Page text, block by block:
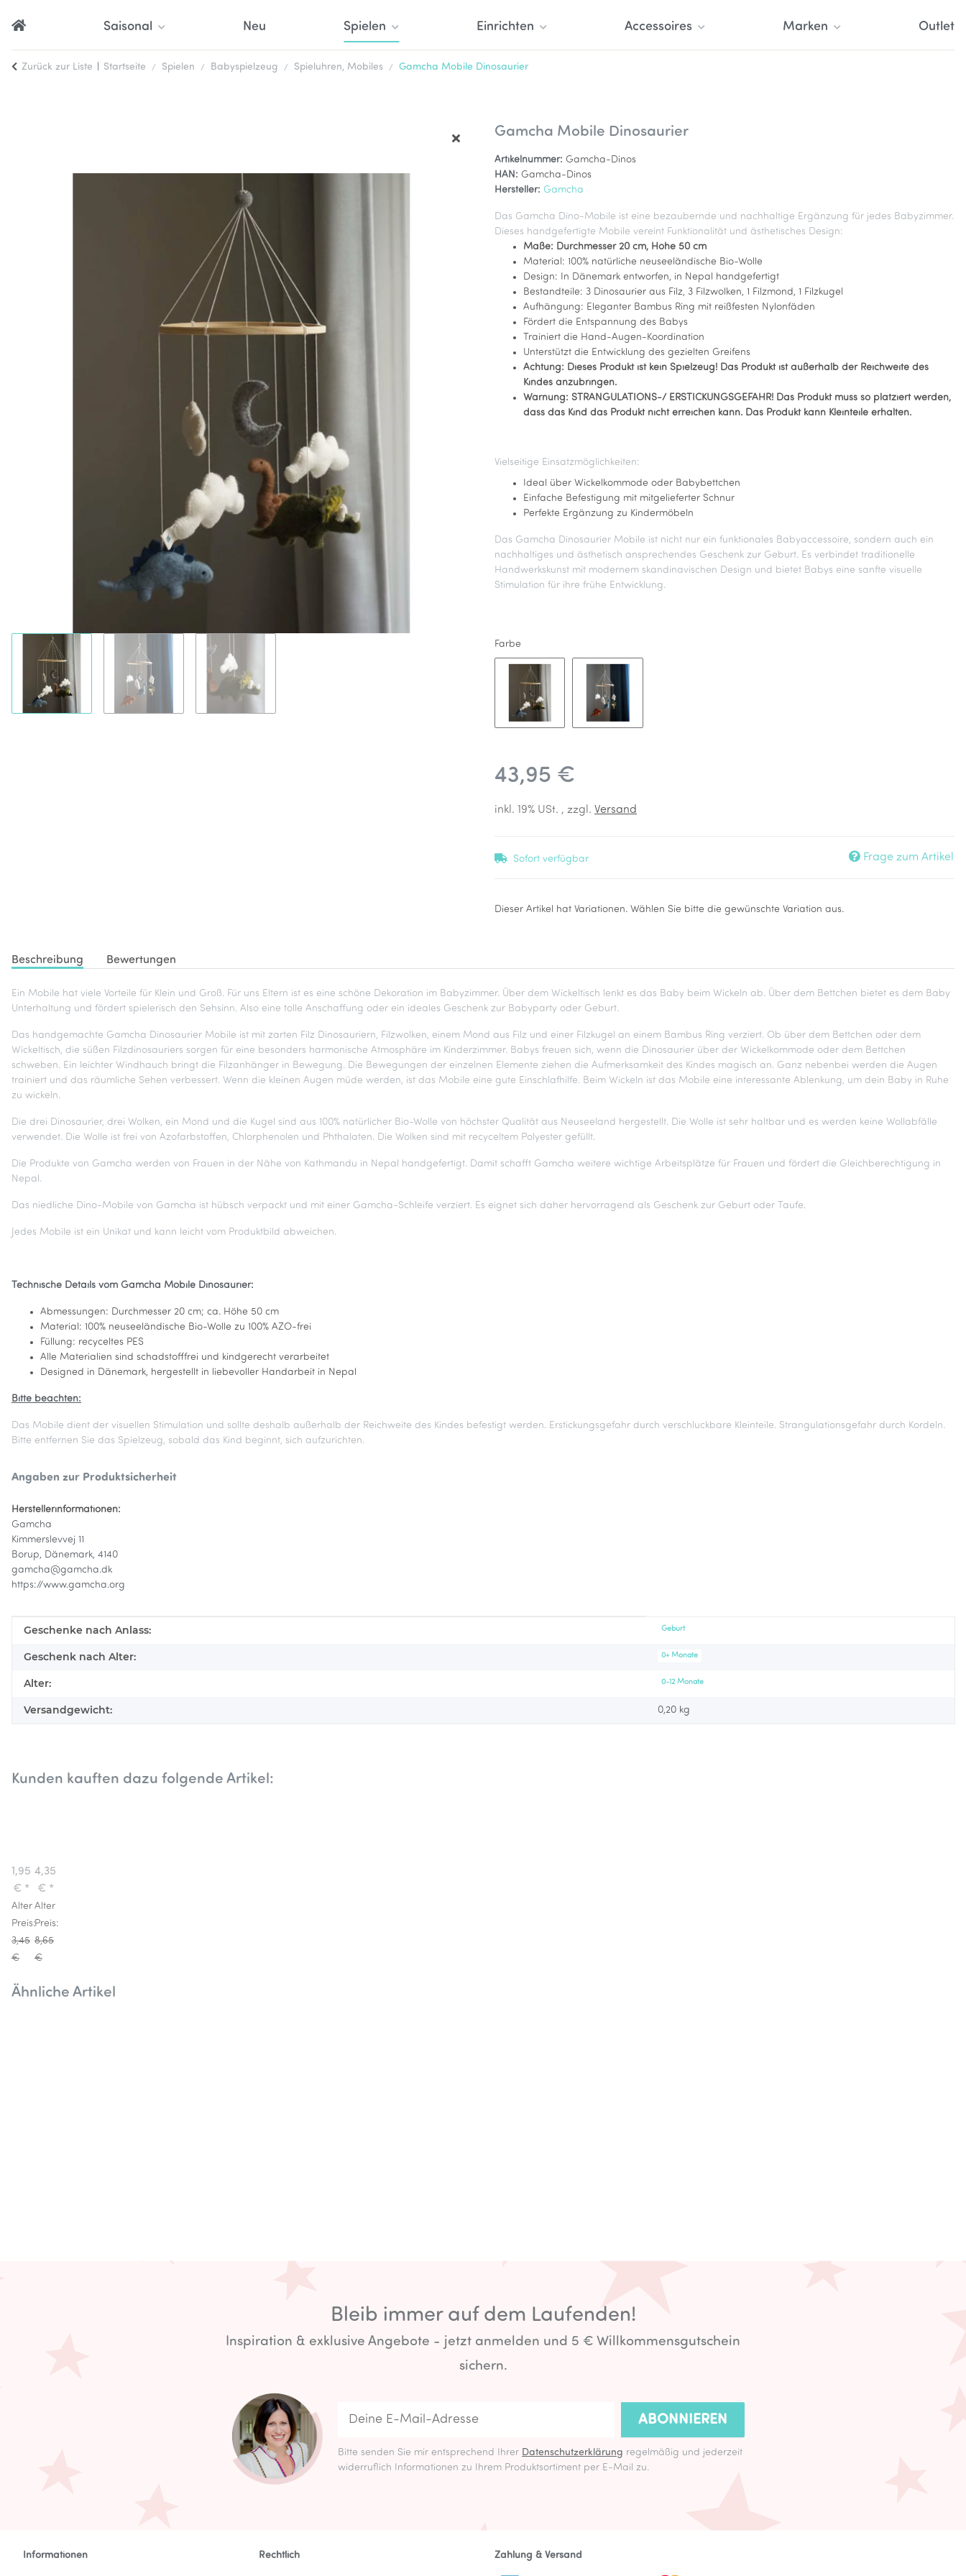
Saisonal Spielen Einrichten Accessoires Marken
Neu Outlet
Zurück zur Liste Startseite Spielen Babyspielzeug Spieluhren, Mobiles Gamcha Mobile Dinosaurier
Gamcha Mobile Dinosaurier
Artikelnummer: Gamcha-Dinos
HAN: Gamcha-Dinos
Hersteller: Gamcha
Das Gamcha Dino-Mobile ist eine bezaubernde und nachhaltige Ergänzung für jedes Babyzimmer.
Dieses handgefertigte Mobile vereint Funktionalität und ästhetisches Design:
Maße: Durchmesser 20 cm, Höhe 50 cm
Material: 100% natürliche neuseeländische Bio-Wolle
Design: In Dänemark entworfen, in Nepal handgefertigt
Bestandteile: 3 Dinosaurier aus Filz, 3 Filzwolken, 1 Filzmond, 1 Filzkugel
Aufhängung: Eleganter Bambus Ring mit reißfesten Nylonfäden
Fördert die Entspannung des Babys
Trainiert die Hand-Augen-Koordination
Unterstützt die Entwicklung des gezielten Greifens
Achtung: Dieses Produkt ist kein Spielzeug! Das Produkt ist außerhalb der Reichweite des
Kindes anzubringen.
Warnung: STRANGULATIONS-/ ERSTICKUNGSGEFAHR! Das Produkt muss so platziert werden,
dass das Kind das Produkt nicht erreichen kann. Das Produkt kann Kleinteile erhalten.
Vielseitige Einsatzmöglichkeiten:
Ideal über Wickelkommode oder Babybettchen
Einfache Befestigung mit mitgelieferter Schnur
Perfekte Ergänzung zu Kindermöbeln
Das Gamcha Dinosaurier Mobile ist nicht nur ein funktionales Babyaccessoire, sondern auch ein
nachhaltiges und ästhetisch ansprechendes Geschenk zur Geburt. Es verbindet traditionelle
Handwerkskunst mit modernem skandinavischen Design und bietet Babys eine sanfte visuelle
Stimulation für ihre frühe Entwicklung.
Farbe
43,95 €
inkl. 19% USt. , zzgl. Versand
Sofort verfügbar Frage zum Artikel
xDieser Artikel hat Variationen. Wählen Sie bitte die gewünschte Variation aus.
Beschreibung Bewertungen
Ein Mobile hat viele Vorteile für Klein und Groß. Für uns Eltern ist es eine schöne Dekoration im Babyzimmer. Über dem Wickeltisch lenkt es das Baby beim Wickeln ab. Über dem Bettchen bietet es dem Baby
Unterhaltung und fördert spielerisch den Sehsinn. Also eine tolle Anschaffung oder ein ideales Geschenk zur Babyparty oder Geburt.
Das handgemachte Gamcha Dinosaurier Mobile ist mit zarten Filz Dinosauriern, Filzwolken, einem Mond aus Filz und einer Filzkugel an einem Bambus Ring verziert. Ob über dem Bettchen oder dem
Wickeltisch, die süßen Filzdinosauriers sorgen für eine besonders harmonische Atmosphäre im Kinderzimmer. Babys freuen sich, wenn die Dinosaurier über der Wickelkommode oder dem Bettchen
schweben. Ein leichter Windhauch bringt die Filzanhänger in Bewegung. Die Bewegungen der einzelnen Elemente ziehen die Aufmerksamkeit des Kindes magisch an. Ganz nebenbei werden die Augen
trainiert und das räumliche Sehen verbessert. Wenn die kleinen Augen müde werden, ist das Mobile eine gute Einschlafhilfe. Beim Wickeln ist das Mobile eine interessante Ablenkung, um dein Baby in Ruhe
zu wickeln.
Die drei Dinosaurier, drei Wolken, ein Mond und die Kugel sind aus 100% natürlicher Bio-Wolle von höchster Qualität aus Neuseeland hergestellt. Die Wolle ist sehr haltbar und es werden keine Wollabfälle
verwendet. Die Wolle ist frei von Azofarbstoffen, Chlorphenolen und Phthalaten. Die Wolken sind mit recyceltem Polyester gefüllt.
Die Produkte von Gamcha werden von Frauen in der Nähe von Kathmandu in Nepal handgefertigt. Damit schafft Gamcha weitere wichtige Arbeitsplätze für Frauen und fördert die Gleichberechtigung in
Nepal.
Das niedliche Dino-Mobile von Gamcha ist hübsch verpackt und mit einer Gamcha-Schleife verziert. Es eignet sich daher hervorragend als Geschenk zur Geburt oder Taufe.
Jedes Mobile ist ein Unikat und kann leicht vom Produktbild abweichen.
Technische Details vom Gamcha Mobile Dinosaurier:
Abmessungen: Durchmesser 20 cm; ca. Höhe 50 cm
Material: 100% neuseeländische Bio-Wolle zu 100% AZO-frei
Füllung: recyceltes PES
Alle Materialien sind schadstofffrei und kindgerecht verarbeitet
Designed in Dänemark, hergestellt in liebevoller Handarbeit in Nepal
Bitte beachten:
Das Mobile dient der visuellen Stimulation und sollte deshalb außerhalb der Reichweite des Kindes befestigt werden. Erstickungsgefahr durch verschluckbare Kleinteile. Strangulationsgefahr durch Kordeln.
Bitte entfernen Sie das Spielzeug, sobald das Kind beginnt, sich aufzurichten.
Angaben zur Produktsicherheit
Herstellerinformationen:
Gamcha
Kimmerslevvej 11
Borup, Dänemark, 4140
gamcha@gamcha.dk
https://www.gamcha.org
Produkteigenschaft
Wert
Geschenke nach Anlass: Geburt
Geschenk nach Alter: 0+ Monate
Alter: 0-12 Monate
Versandgewicht: 0,20 kg
Kunden kauften dazu folgende Artikel:
Washi
Tape
Panther
1,95
€ *
Alter
Preis:
3,45
€
Haargummis
Sorbet
Rainbow
Regenbogen
4,35
€ *
Alter
Preis:
8,65
€
Ähnliche Artikel
Bleib immer auf dem Laufenden!
Inspiration & exklusive Angebote - jetzt anmelden und 5 € Willkommensgutschein
sichern.
ABONNIEREN
Bitte senden Sie mir entsprechend Ihrer Datenschutzerklärung regelmäßig und jederzeit
widerruflich Informationen zu Ihrem Produktsortiment per E-Mail zu.
Informationen Rechtlich Zahlung & Versand